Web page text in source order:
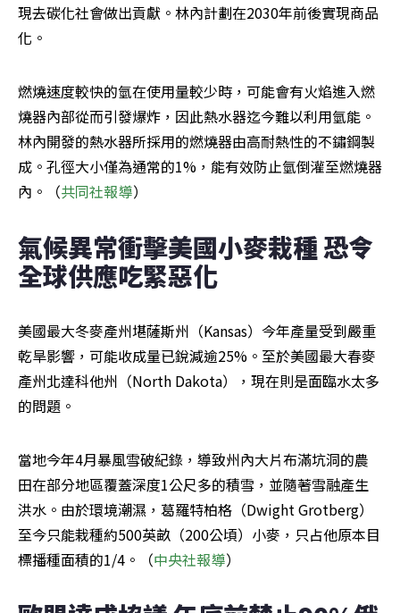
現去碳化社會做出貢獻。林內計劃在2030年前後實現商品
化。
燃燒速度較快的氫在使用量較少時，可能會有火焰進入燃
燒器內部從而引發爆炸，因此熱水器迄今難以利用氫能。
林內開發的熱水器所採用的燃燒器由高耐熱性的不鏽鋼製
成。孔徑大小僅為通常的1%，能有效防止氫倒灌至燃燒器
內。（共同社報導）
氣候異常衝擊美國小麥栽種 恐令
全球供應吃緊惡化
美國最大冬麥產州堪薩斯州（Kansas）今年產量受到嚴重
乾旱影響，可能收成量已銳減逾25%。至於美國最大春麥
產州北達科他州（North Dakota），現在則是面臨水太多
的問題。
當地今年4月暴風雪破紀錄，導致州內大片布滿坑洞的農
田在部分地區覆蓋深度1公尺多的積雪，並隨著雪融產生
洪水。由於環境潮濕，葛羅特柏格（Dwight Grotberg）
至今只能栽種約500英畝（200公頃）小麥，只占他原本目
標播種面積的1/4。（中央社報導）